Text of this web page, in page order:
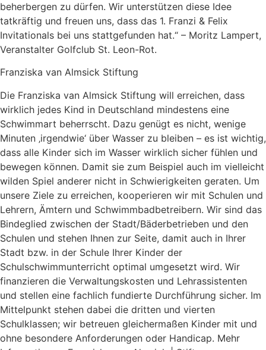
beherbergen zu dürfen. Wir unterstützen diese Idee
tatkräftig und freuen uns, dass das 1. Franzi & Felix
Invitationals bei uns stattgefunden hat.“ – Moritz Lampert,
Veranstalter Golfclub St. Leon-Rot.
Franziska van Almsick Stiftung
Die Franziska van Almsick Stiftung will erreichen, dass
wirklich jedes Kind in Deutschland mindestens eine
Schwimmart beherrscht. Dazu genügt es nicht, wenige
Minuten ‚irgendwie‘ über Wasser zu bleiben – es ist wichtig,
dass alle Kinder sich im Wasser wirklich sicher fühlen und
bewegen können. Damit sie zum Beispiel auch im vielleicht
wilden Spiel anderer nicht in Schwierigkeiten geraten. Um
unsere Ziele zu erreichen, kooperieren wir mit Schulen und
Lehrern, Ämtern und Schwimmbadbetreibern. Wir sind das
Bindeglied zwischen der Stadt/Bäderbetrieben und den
Schulen und stehen Ihnen zur Seite, damit auch in Ihrer
Stadt bzw. in der Schule Ihrer Kinder der
Schulschwimmunterricht optimal umgesetzt wird. Wir
finanzieren die Verwaltungskosten und Lehrassistenten
und stellen eine fachlich fundierte Durchführung sicher. Im
Mittelpunkt stehen dabei die dritten und vierten
Schulklassen; wir betreuen gleichermaßen Kinder mit und
ohne besondere Anforderungen oder Handicap. Mehr